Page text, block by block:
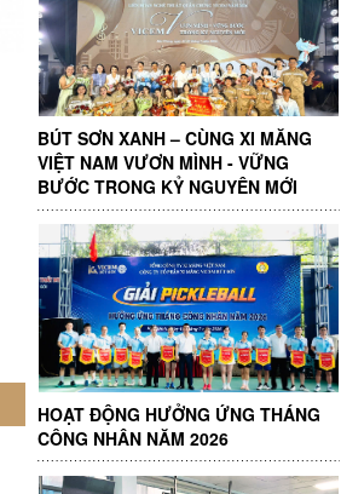
BÚT SƠN XANH – CÙNG XI MĂNG
VIỆT NAM VƯƠN MÌNH - VỮNG
BƯỚC TRONG KỶ NGUYÊN MỚI
HOẠT ĐỘNG HƯỞNG ỨNG THÁNG
CÔNG NHÂN NĂM 2026